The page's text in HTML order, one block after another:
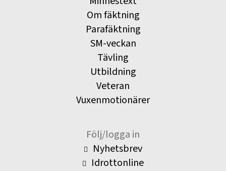
Om fäktning
Parafäktning
SM-veckan
Tävling
Utbildning
Veteran
Vuxenmotionärer
Följ/logga in
Nyhetsbrev
Idrottonline